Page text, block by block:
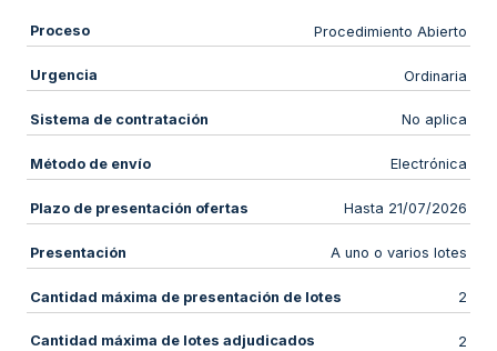
Proceso Procedimiento Abierto
Urgencia Ordinaria
Sistema de contratación No aplica
Método de envío Electrónica
Plazo de presentación ofertas Hasta 21/07/2026
Presentación A uno o varios lotes
Cantidad máxima de presentación de lotes 2
Cantidad máxima de lotes adjudicados 2